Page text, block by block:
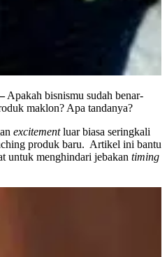
Apakah bisnismu sudah benar-
maklon? Apa tandanya?
excitementluar biasa seringkali
produk baru. Artikel ini bantu
untuk menghindari jebakan timing